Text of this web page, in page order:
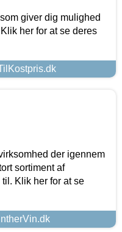
giver dig mulighed
her for at se deres
der igennem
sortiment af
Klik her for at se